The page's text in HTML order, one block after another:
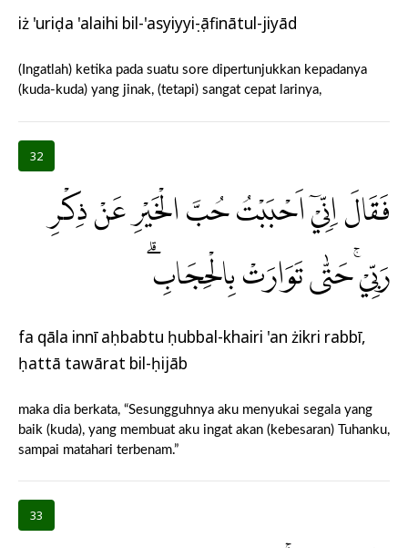
iż 'uriḍa 'alaihi bil-'asyiyyiṣ-ṣāfinātul-jiyād
(Ingatlah) ketika pada suatu sore dipertunjukkan kepadanya
(kuda-kuda) yang jinak, (tetapi) sangat cepat larinya,
32
فَقَالَ اِنِّيْٓ اَحْبَبْتُ حُبَّ الْخَيْرِ عَنْ ذِكْرِ
رَبِّيْۚ حَتّٰى تَوَارَتْ بِالْحِجَابِۗ
fa qāla innī aḥbabtu ḥubbal-khairi 'an żikri rabbī,
ḥattā tawārat bil-ḥijāb
maka dia berkata, “Sesungguhnya aku menyukai segala yang
baik (kuda), yang membuat aku ingat akan (kebesaran) Tuhanku,
sampai matahari terbenam.”
33